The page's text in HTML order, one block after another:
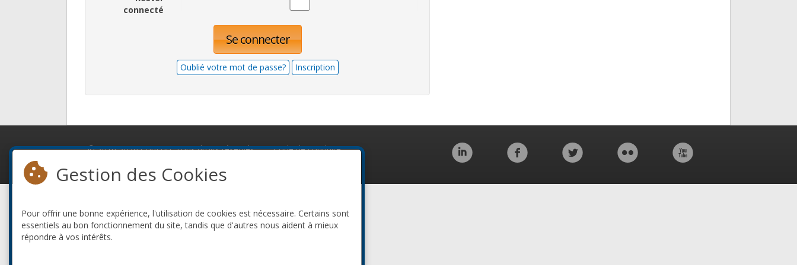
connecté
Se connecter
Oublié votre mot de passe? Inscription
© 2010-2026 ConFoo. Tous droits réservés. Code de conduite
Gestion des Cookies
Pour offrir une bonne expérience, l'utilisation de cookies est nécessaire. Certains sont
essentiels au bon fonctionnement du site, tandis que d'autres nous aident à mieux
répondre à vos intérêts.